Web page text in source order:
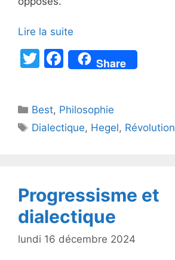
Lire la suite
T
er
F
a
e
b
k
Share
Catégories
Best, Philosophie
Étiquettes
Dialectique, Hegel, Révolution
Progressisme et
dialectique
lundi 16 décembre 2024